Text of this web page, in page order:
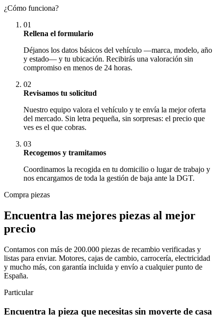
¿Cómo funciona?
01
Rellena el formulario
Déjanos los datos básicos del vehículo —marca, modelo, año
y estado— y tu ubicación. Recibirás una valoración sin
compromiso en menos de 24 horas.
02
Revisamos tu solicitud
Nuestro equipo valora el vehículo y te envía la mejor oferta
del mercado. Sin letra pequeña, sin sorpresas: el precio que
ves es el que cobras.
03
Recogemos y tramitamos
Coordinamos la recogida en tu domicilio o lugar de trabajo y
nos encargamos de toda la gestión de baja ante la DGT.
Compra piezas
Encuentra las mejores piezas al mejor
precio
Contamos con más de 200.000 piezas de recambio verificadas y
listas para enviar. Motores, cajas de cambio, carrocería, electricidad
y mucho más, con garantía incluida y envío a cualquier punto de
España.
Particular
Encuentra la pieza que necesitas sin moverte de casa